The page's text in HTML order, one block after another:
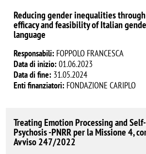
Reducing gender inequalities
efficacy and feasibility of Italian
language
Responsabili: FOPPOLO FRANCESCA
Data di inizio: 01.06.2023
Data di fine: 31.05.2024
Enti finanziatori: FONDAZIONE CARIPLO
Treating Emotion Processing and
Psychosis -PNRR per la Missione 4,
Avviso 247/2022